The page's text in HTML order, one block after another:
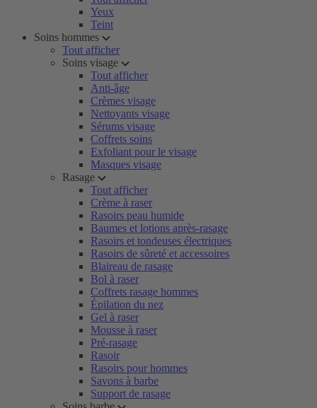
Yeux
Teint
Soins hommes
Tout afficher
Soins visage
Tout afficher
Anti-âge
Crèmes visage
Nettoyants visage
Sérums visage
Coffrets soins
Exfoliant pour le visage
Masques visage
Rasage
Tout afficher
Crème à raser
Rasoirs peau humide
Baumes et lotions après-rasage
Rasoirs et tondeuses électriques
Rasoirs de sûreté et accessoires
Blaireau de rasage
Bol à raser
Coffrets rasage hommes
Épilation du nez
Gel à raser
Mousse à raser
Pré-rasage
Rasoir
Rasoirs pour hommes
Savons à barbe
Support de rasage